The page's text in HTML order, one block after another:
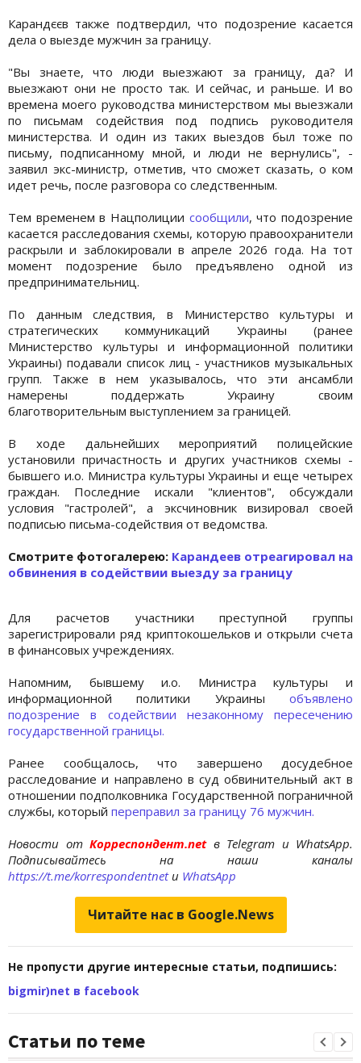
Карандєєв также подтвердил, что подозрение касается
дела о выезде мужчин за границу.
"Вы знаете, что люди выезжают за границу, да? И
выезжают они не просто так. И сейчас, и раньше. И во
времена моего руководства министерством мы выезжали
по письмам содействия под подпись руководителя
министерства. И один из таких выездов был тоже по
письму, подписанному мной, и люди не вернулись", -
заявил экс-министр, отметив, что сможет сказать, о ком
идет речь, после разговора со следственным.
Тем временем в Нацполиции сообщили, что подозрение
касается расследования схемы, которую правоохранители
раскрыли и заблокировали в апреле 2026 года. На тот
момент подозрение было предъявлено одной из
предпринимательниц.
По данным следствия, в Министерство культуры и
стратегических коммуникаций Украины (ранее
Министерство культуры и информационной политики
Украины) подавали список лиц - участников музыкальных
групп. Также в нем указывалось, что эти ансамбли
намерены поддержать Украину своим
благотворительным выступлением за границей.
В ходе дальнейших мероприятий полицейские
установили причастность и других участников схемы -
бывшего и.о. Министра культуры Украины и еще четырех
граждан. Последние искали "клиентов", обсуждали
условия "гастролей", а эксчиновник визировал своей
подписью письма-содействия от ведомства.
Cмотрите фотогалерею: Карандеев отреагировал на
обвинения в содействии выезду за границу
Для расчетов участники преступной группы
зарегистрировали ряд криптокошельков и открыли счета
в финансовых учреждениях.
Напомним, бывшему и.о. Министра культуры и
информационной политики Украины объявлено
подозрение в содействии незаконному пересечению
государственной границы.
Ранее сообщалось, что завершено досудебное
расследование и направлено в суд обвинительный акт в
отношении подполковника Государственной пограничной
службы, который переправил за границу 76 мужчин.
Новости отКорреспондент.net в Telegram и WhatsApp.
Подписывайтесь на наши каналы
https://t.me/korrespondentnetи WhatsApp
Читайте нас в Google.News
Не пропусти другие интересные статьи, подпишись:
bigmir)net в facebook
Статьи по теме